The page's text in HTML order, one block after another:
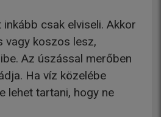
csak elviseli. Akkor
vagy koszos lesz,
Az úszással merőben
Ha víz közelébe
lehet tartani, hogy ne